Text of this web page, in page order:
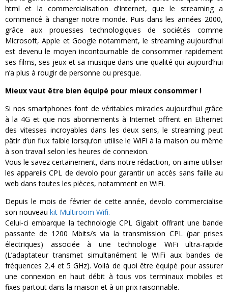
html et la commercialisation d’Internet, que le streaming a
commencé à changer notre monde. Puis dans les années 2000,
grâce aux prouesses technologiques de sociétés comme
Microsoft, Apple et Google notamment, le streaming aujourd’hui
est devenu le moyen incontournable de consommer rapidement
ses films, ses jeux et sa musique dans une qualité qui aujourd’hui
n’a plus à rougir de personne ou presque.
Mieux vaut être bien équipé pour mieux consommer !
Si nos smartphones font de véritables miracles aujourd’hui grâce
à la 4G et que nos abonnements à Internet offrent en Ethernet
des vitesses incroyables dans les deux sens, le streaming peut
pâtir d’un flux faible lorsqu’on utilise le WiFi à la maison ou même
à son travail selon les heures de connexion.
Vous le savez certainement, dans notre rédaction, on aime utiliser
les appareils CPL de devolo pour garantir un accès sans faille au
web dans toutes les pièces, notamment en WiFi.
Depuis le mois de février de cette année, devolo commercialise
son nouveau kit Multiroom Wifi.
Celui-ci embarque la technologie CPL Gigabit offrant une bande
passante de 1200 Mbits/s via la transmission CPL (par prises
électriques) associée à une technologie WiFi ultra-rapide
(L’adaptateur transmet simultanément le WiFi aux bandes de
fréquences 2,4 et 5 GHz). Voilà de quoi être équipé pour assurer
une connexion en haut débit à tous vos terminaux mobiles et
fixes partout dans la maison et à un prix raisonnable.